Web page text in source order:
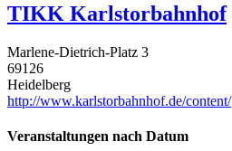
TIKK Karlstorbahnhof
Marlene-Dietrich-Platz 3
69126
Heidelberg
http://www.karlstorbahnhof.de/content/
Veranstaltungen nach Datum